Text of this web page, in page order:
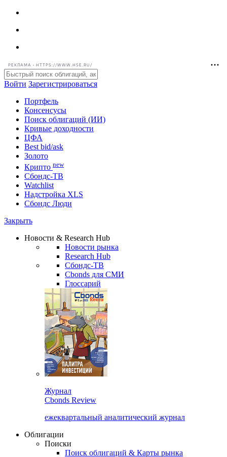
РЕКЛАМА • HTTPS://WWW.HSE.RU/
Войти Зарегистрироваться
Портфель
Консенсусы
Поиск облигаций (ИИ)
Кривые доходности
ЦФА
Best bid/ask
Золото
Крипто new
Watchlist
Сбондс Люди
Новости & Research Hub
Новости рынка
Research Hub
Сбондс-ТВ
Cbonds для СМИ
Глоссарий
Cbonds Review
ежеквартальный аналитический журнал